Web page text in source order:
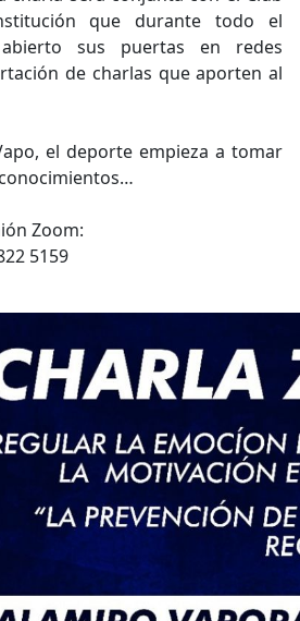
que durante todo el
sus puertas en redes
de charlas que aporten al
el deporte empieza a tomar
Zoom:
5159